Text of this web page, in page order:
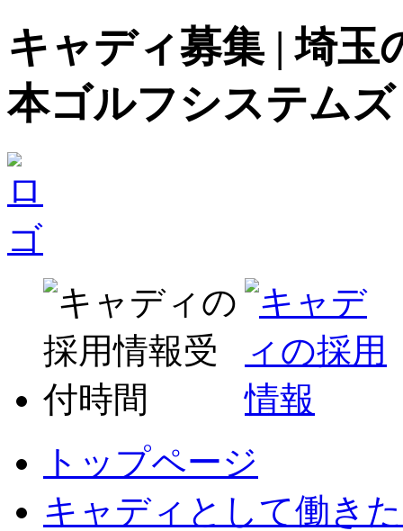
キャディ募集 | 埼玉
本ゴルフシステムズ
トップページ
キャディとして働き